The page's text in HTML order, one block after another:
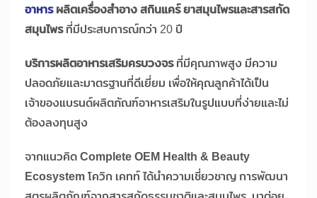
อาหารผลิตเครื่องสำอาง สกินแคร์ ยาสมุนไพรและสารสกัด
สมุนไพรที่มีประสบการณ์กว่า 20 ปี
บริการผลิตอาหารเสริมครบวงจรที่มีคุณภาพสูง มีความ
ปลอดภัยและมาตรฐานที่ดีเยี่ยม เพื่อให้คุณลูกค้าได้เป็น
เจ้าของแบรนด์ผลิตภัณฑ์อาหารเสริมในรูปแบบที่ง่ายและไม่
ต้องลงทุนสูง
จากแนวคิดComplete OEM Health & Beauty
Ecosystemโควิก เคทท์ ได้นำความเชี่ยวชาญ การพัฒนา